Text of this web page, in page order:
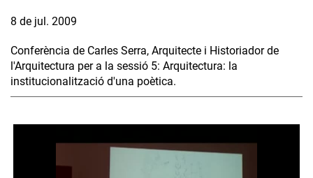
8 de jul. 2009
Conferència de Carles Serra, Arquitecte i Historiador de
l'Arquitectura per a la sessió 5: Arquitectura: la
institucionalització d'una poètica.